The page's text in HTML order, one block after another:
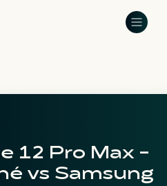
12 Pro Max -
vs Samsung